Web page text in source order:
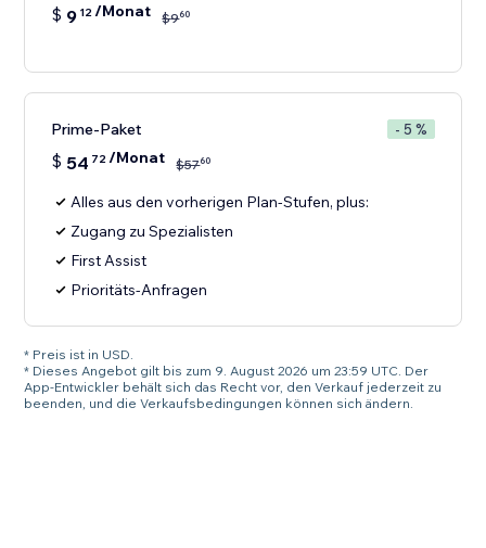
$ 9 12/Monat $960
Prime-Paket - 5 %
$ 54 72/Monat $5760
Alles aus den vorherigen Plan-Stufen, plus:
Zugang zu Spezialisten
First Assist
Prioritäts-Anfragen
* Preis ist in USD.
* Dieses Angebot gilt bis zum 9. August 2026 um 23:59 UTC. Der
App-Entwickler behält sich das Recht vor, den Verkauf jederzeit zu
beenden, und die Verkaufsbedingungen können sich ändern.